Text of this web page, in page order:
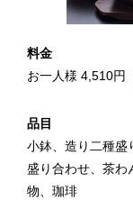
料金
お一人様 4,510円
品目
小鉢、造り二種盛
盛り合わせ、茶わ
物、珈琲